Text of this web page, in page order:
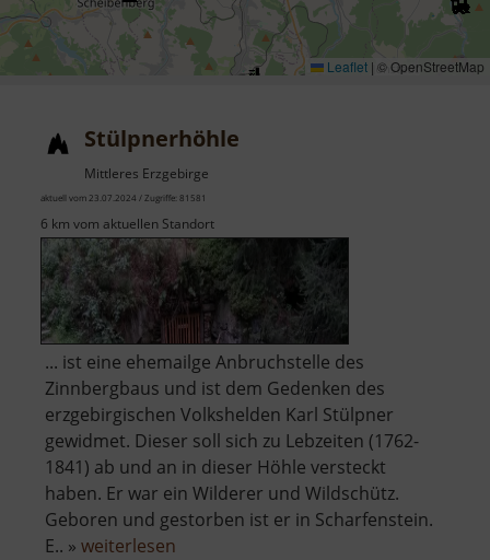
Leaflet | © OpenStreetMap
Stülpnerhöhle
Mittleres Erzgebirge
aktuell vom 23.07.2024 / Zugriffe: 81581
6 km vom aktuellen Standort
... ist eine ehemailge Anbruchstelle des
Zinnbergbaus und ist dem Gedenken des
erzgebirgischen Volkshelden Karl Stülpner
gewidmet. Dieser soll sich zu Lebzeiten (1762-
1841) ab und an in dieser Höhle versteckt
haben. Er war ein Wilderer und Wildschütz.
Geboren und gestorben ist er in Scharfenstein.
E.. » weiterlesen